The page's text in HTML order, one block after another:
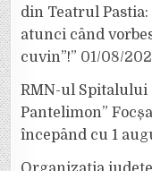
din Teatrul
atunci când
cuvin”!” 01/08/
RMN-ul Spitalului
Pantelimon”
începând cu 1